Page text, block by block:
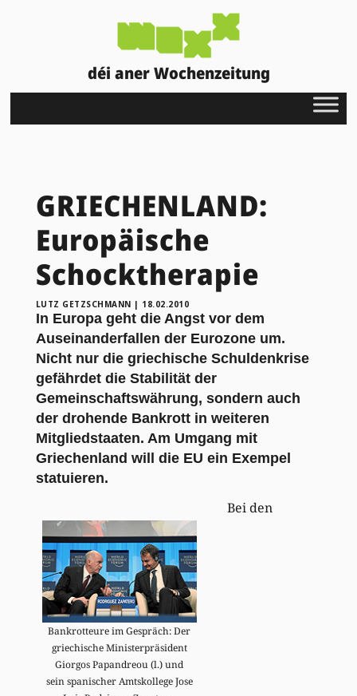
déi aner Wochenzeitung
GRIECHENLAND:
Europäische
Schocktherapie
LUTZ GETZSCHMANN | 18.02.2010
In Europa geht die Angst vor dem
Auseinanderfallen der Eurozone um.
Nicht nur die griechische Schuldenkrise
gefährdet die Stabilität der
Gemeinschaftswährung, sondern auch
der drohende Bankrott in weiteren
Mitgliedstaaten. Am Umgang mit
Griechenland will die EU ein Exempel
statuieren.
Bankrotteure im Gespräch: Der
griechische Ministerpräsident
Giorgos Papandreou (l.) und
sein spanischer Amtskollege Jose
Bei den